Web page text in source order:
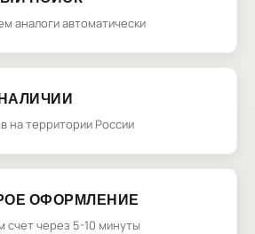
аналоги автоматически
на территории России
ОФОРМЛЕНИЕ
счет через 5-10 минуты